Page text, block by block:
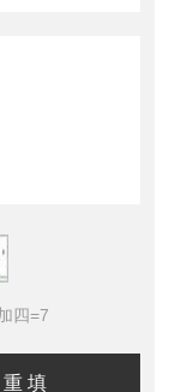
四=7